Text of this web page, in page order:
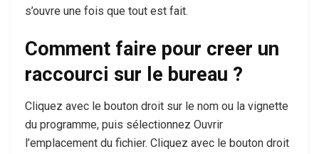
s’ouvre une fois que tout est fait.
Comment faire pour creer un
raccourci sur le bureau ?
Cliquez avec le bouton droit sur le nom ou la vignette
du programme, puis sélectionnez Ouvrir
l’emplacement du fichier. Cliquez avec le bouton droit